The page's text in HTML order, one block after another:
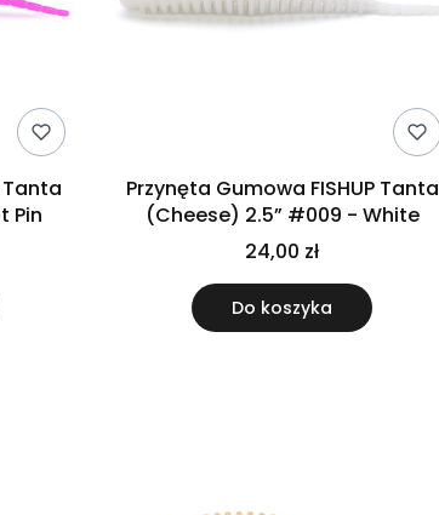
Tanta
Hot Pin
Przynęta Gumowa FISHUP Tanta
(Cheese) 2.5” #009 - White
24,00 zł
Do koszyka